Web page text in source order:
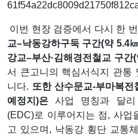
이번 현장 검증에서 다시 한
교–낙동강하구둑 구간(약 5.4㎞
강교–부산·김해경전철교 구간(
서 큰고니의 핵심서식지 관통
니다. 또한 산수문교-부마복전
예정지 )은사업 명칭과 달리
(EDC)로 이루어지는 점, 사업
고 있으며 , 낙동강 횡단 교통